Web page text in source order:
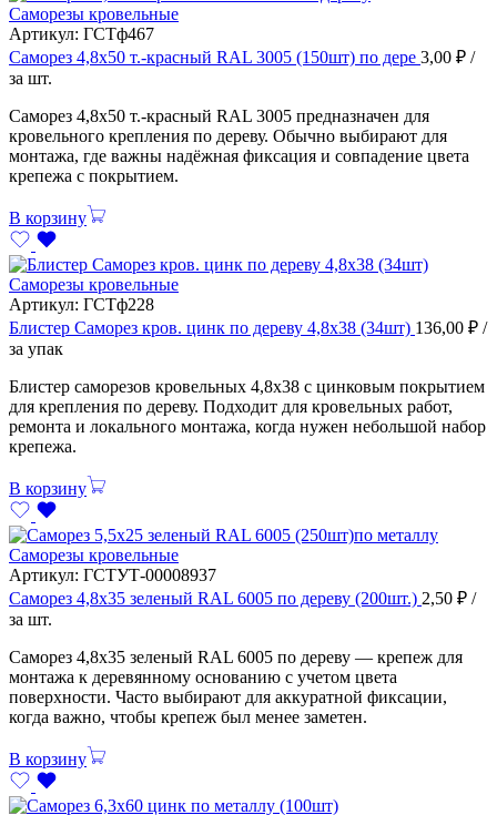
Саморезы кровельные
Артикул: ГСТф467
Саморез 4,8х50 т.-красный RAL 3005 (150шт) по дере 3,00 ₽ /
за шт.
Саморез 4,8х50 т.-красный RAL 3005 предназначен для
кровельного крепления по дереву. Обычно выбирают для
монтажа, где важны надёжная фиксация и совпадение цвета
крепежа с покрытием.
В корзину
Саморезы кровельные
Артикул: ГСТф228
Блистер Саморез кров. цинк по дереву 4,8х38 (34шт) 136,00 ₽ /
за упак
Блистер саморезов кровельных 4,8х38 с цинковым покрытием
для крепления по дереву. Подходит для кровельных работ,
ремонта и локального монтажа, когда нужен небольшой набор
крепежа.
В корзину
Саморезы кровельные
Артикул: ГСТУТ-00008937
Саморез 4,8х35 зеленый RAL 6005 по дереву (200шт.) 2,50 ₽ /
за шт.
Саморез 4,8х35 зеленый RAL 6005 по дереву — крепеж для
монтажа к деревянному основанию с учетом цвета
поверхности. Часто выбирают для аккуратной фиксации,
когда важно, чтобы крепеж был менее заметен.
В корзину